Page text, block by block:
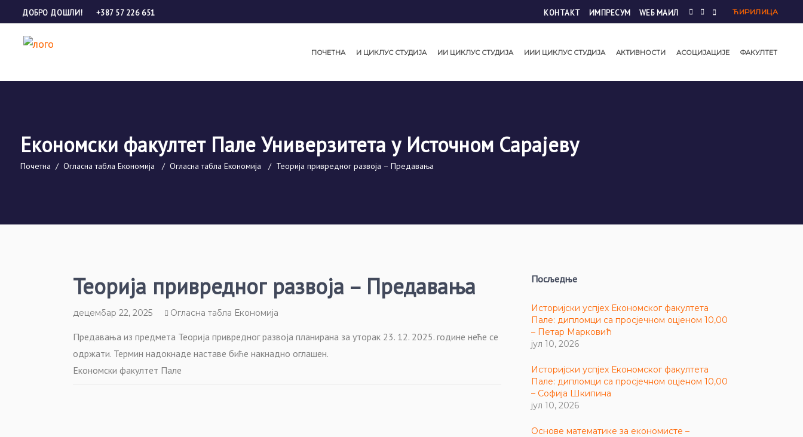
ДОБРО ДОШЛИ! +387 57 226 651 КОНТАКТ ИМПРЕСУМ WЕБ МАИЛ ЋИРИЛИЦА
ПОЧЕТНА И ЦИКЛУС СТУДИЈА ИИ ЦИКЛУС СТУДИЈА ИИИ ЦИКЛУС СТУДИЈА АКТИВНОСТИ АСОЦИЈАЦИЈЕ ФАКУЛТЕТ
Економски факултет Пале Универзитета у Источном Сарајеву
Почетна / Огласна табла Економија / Огласна табла Економија / Теорија привредног развоја – Предавања
Теорија привредног развоја – Предавања
децембар 22, 2025 Огласна табла Економија
Предавања из предмета Теорија привредног развоја планирана за уторак 23. 12. 2025. године неће се
одржати. Термин надокнаде наставе биће накнадно оглашен.
Економски факултет Пале
Посљедње
Историјски успјех Економског факултета
Пале: дипломци са просјечном оцјеном 10,00
– Петар Марковић
јул 10, 2026
Историјски успјех Економског факултета
Пале: дипломци са просјечном оцјеном 10,00
– Софија Шкипина
јул 10, 2026
Основе математике за економисте –